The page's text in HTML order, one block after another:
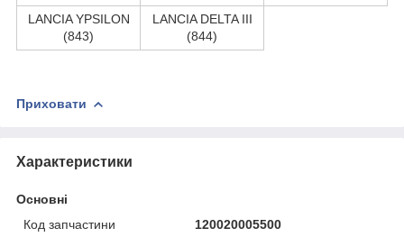
LANCIA YPSILON
(843)
LANCIA DELTA III
(844)
Приховати
Характеристики
Основні
Код запчастини
120020005500